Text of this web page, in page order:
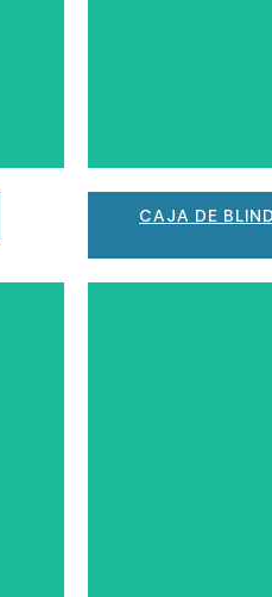
CAJA DE